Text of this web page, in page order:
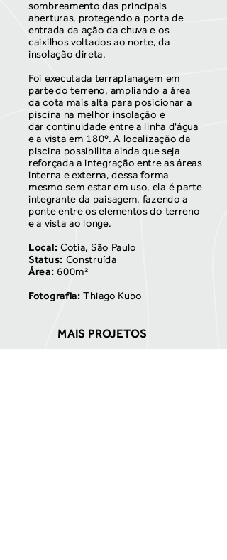
MAIS PROJETOS
sombreamento das principais
aberturas, protegendo a porta de
entrada da ação da chuva e os
caixilhos voltados ao norte, da
insolação direta.
Foi executada terraplanagem em
parte do terreno, ampliando a área
da cota mais alta para posicionar a
piscina na melhor insolação e
dar continuidade entre a linha d'água
e a vista em 180º. A localização da
piscina possibilita ainda que seja
reforçada a integração entre as áreas
interna e externa, dessa forma
mesmo sem estar em uso, ela é parte
integrante da paisagem, fazendo a
ponte entre os elementos do terreno
e a vista ao longe.
Local: Cotia, São Paulo
Status: Construída
Área: 600m²
Fotografia: Thiago Kubo